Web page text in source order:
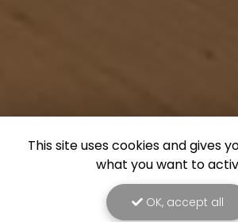
This site uses cookies and gives
what you want to
OK, accept all